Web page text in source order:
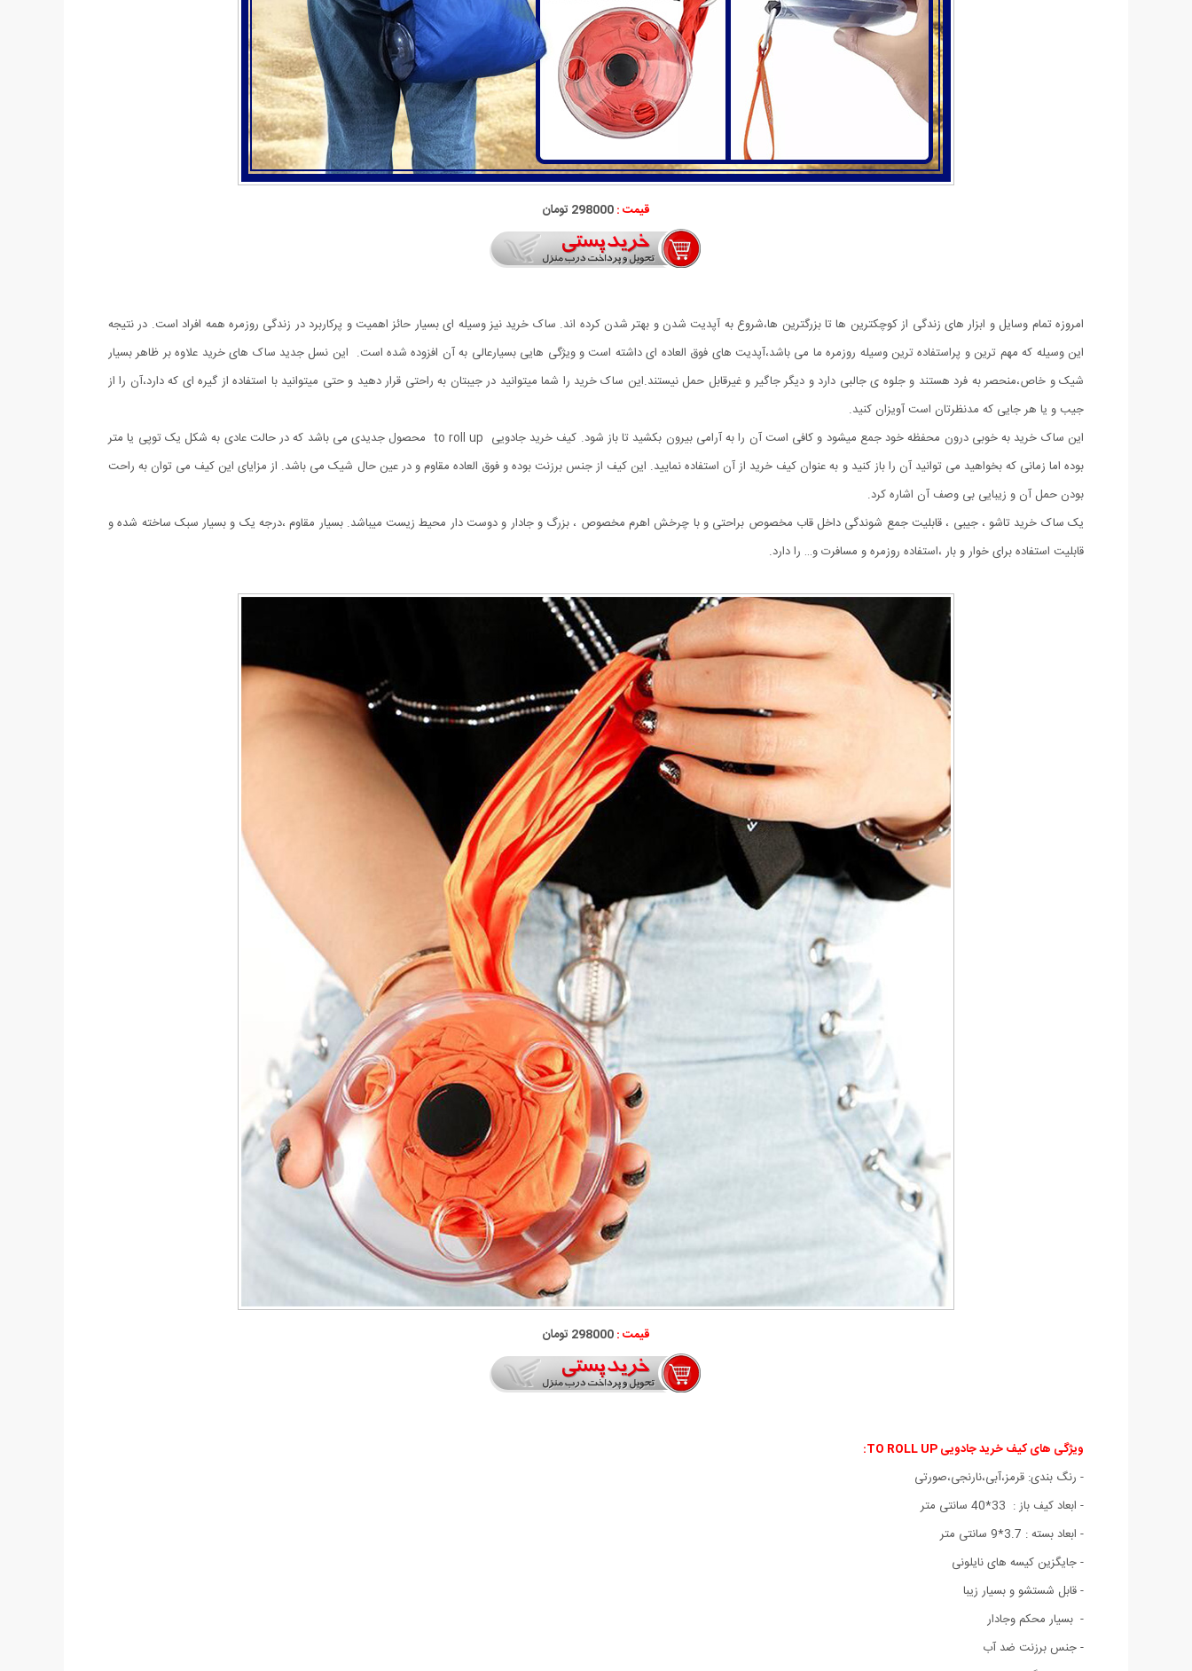
قیمت :298000 تومان
امروزه تمام وسایل و ابزار های زندگی از کوچکترین ها تا بزرگترین ها،شروع به آپدیت شدن و بهتر شدن کرده اند. ساک خرید نیز وسیله ای بسیار حائز اهمیت و پرکاربرد در زندگی روزمره همه افراد است. در نتیجه
این وسیله که مهم ترین و پراستفاده ترین وسیله روزمره ما می باشد،آپدیت های فوق العاده ای داشته است و ویژگی هایی بسیارعالی به آن افزوده شده است. این نسل جدید ساک های خرید علاوه بر ظاهر بسیار
شیک و خاص،منحصر به فرد هستند و جلوه ی جالبی دارد و دیگر جاگیر و غیرقابل حمل نیستند.این ساک خرید را شما میتوانید در جیبتان به راحتی قرار دهید و حتی میتوانید با استفاده از گیره ای که دارد،آن را از
جیب و یا هر جایی که مدنظرتان است آویزان کنید.
این ساک خرید به خوبی درون محفظه خود جمع میشود و کافی است آن را به آرامی بیرون بکشید تا باز شود. کیف خرید جادویی to roll up محصول جدیدی می باشد که در حالت عادی به شکل یک توپی یا متر
بوده اما زمانی که بخواهید می توانید آن را باز کنید و به عنوان کیف خرید از آن استفاده نمایید. این کیف از جنس برزنت بوده و فوق العاده مقاوم و در عین حال شیک می باشد. از مزایای این کیف می توان به راحت
بودن حمل آن و زیبایی بی وصف آن اشاره کرد.
یک ساک خرید تاشو ، جیبی ، قابلیت جمع شوندگی داخل قاب مخصوص براحتی و با چرخش اهرم مخصوص ، بزرگ و جادار و دوست دار محیط زیست میباشد. بسیار مقاوم ،درجه یک و بسیار سبک ساخته شده و
قابلیت استفاده برای خوار و بار ،استفاده روزمره و مسافرت و… را دارد.
قیمت :298000 تومان
ویژگی های کیف خرید جادویی TO ROLL UP:
- رنگ بندی: قرمز،آبی،نارنجی،صورتی
- ابعاد کیف باز : 33*40 سانتی متر
- ابعاد بسته : 3.7*9 سانتی متر
- جایگزین کیسه های نایلونی
- قابل شستشو و بسیار زیبا
- بسیار محکم وجادار
- جنس برزنت ضد آب